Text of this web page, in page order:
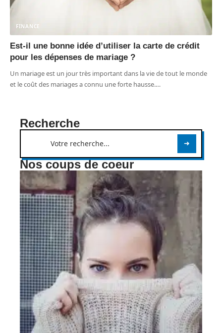
FINANCE
Est-il une bonne idée d’utiliser la carte de crédit
pour les dépenses de mariage ?
Un mariage est un jour très important dans la vie de tout le monde
et le coût des mariages a connu une forte hausse.…
Recherche
Nos coups de coeur